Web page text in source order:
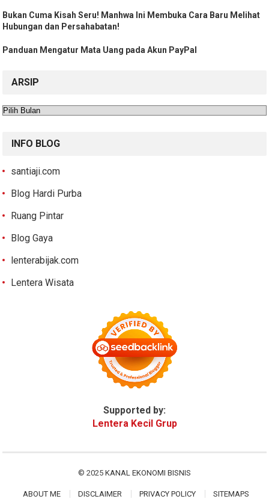
Bukan Cuma Kisah Seru! Manhwa Ini Membuka Cara Baru Melihat
Hubungan dan Persahabatan!
Panduan Mengatur Mata Uang pada Akun PayPal
ARSIP
Arsip
INFO BLOG
santiaji.com
Blog Hardi Purba
Ruang Pintar
Blog Gaya
lenterabijak.com
Lentera Wisata
Supported by:
Lentera Kecil Grup
© 2025 KANAL EKONOMI BISNIS
ABOUT ME DISCLAIMER PRIVACY POLICY SITEMAPS